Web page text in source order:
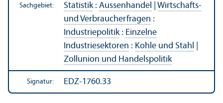
Sachgebiet: Statistik: Aussenhandel
Wirtschafts-
und Verbraucherfragen :
Industriepolitik: Einzelne
Industriesektoren : Kohle und Stahl
Zollunion und Handels­politik
Signatur: EDZ-1760.33